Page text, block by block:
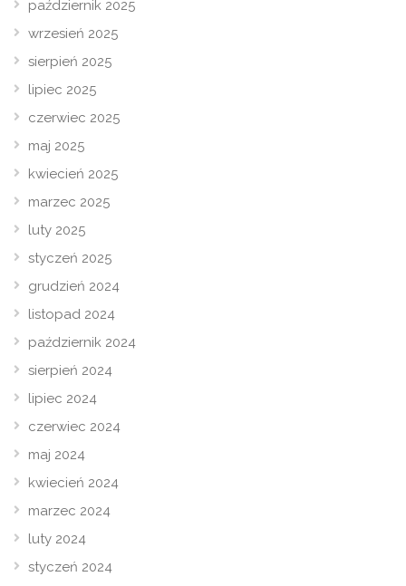
październik 2025
wrzesień 2025
sierpień 2025
lipiec 2025
czerwiec 2025
maj 2025
kwiecień 2025
marzec 2025
luty 2025
styczeń 2025
grudzień 2024
listopad 2024
październik 2024
sierpień 2024
lipiec 2024
czerwiec 2024
maj 2024
kwiecień 2024
marzec 2024
luty 2024
styczeń 2024